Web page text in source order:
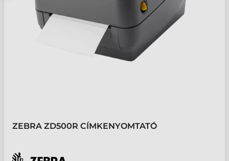
ZEBRA ZD500R CÍMKENYOMTATÓ